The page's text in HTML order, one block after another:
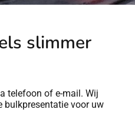
slimmer
telefoon of e-mail. Wij
bulkpresentatie voor uw